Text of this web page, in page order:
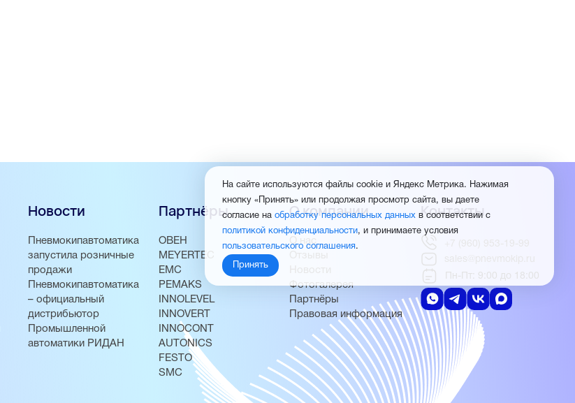
Новости
Пневмокипавтоматика
запустила розничные
продажи
Пневмокипавтоматика
– официальный
дистрибьютор
Промышленной
автоматики РИДАН
Партнёры
ОВЕН
MEYERTEC
EMC
PEMAKS
INNOLEVEL
INNOVERT
INNOCONT
AUTONICS
FESTO
SMC
О компании
О нас
Отзывы
Новости
Фотогалерея
Партнёры
Правовая информация
Контакты
+7 (960) 953-19-99
sales@pnevmokip.ru
Пн-Пт: 9:00 до 18:00
На сайте используются файлы cookie и Яндекс Метрика. Нажимая
кнопку «Принять» или продолжая просмотр сайта, вы даете
согласие на обработку персональных данных в соответствии с
политикой конфиденциальности, и принимаете условия
пользовательского соглашения.
Принять